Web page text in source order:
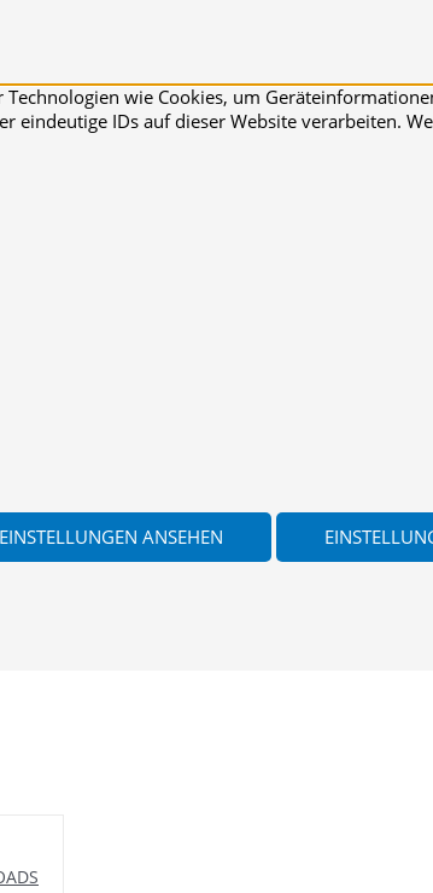
wie Cookies, um
eindeutige IDs auf dieser Website verarbeiten.
EINSTELLUNGEN ANSEHEN